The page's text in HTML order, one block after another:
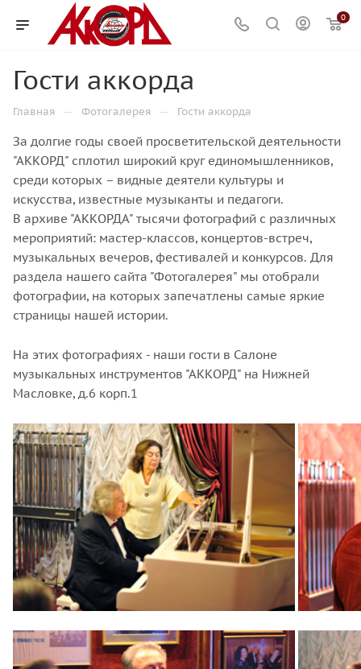
0
Гости аккорда
Главная — Фотогалерея — Гости аккорда
За долгие годы своей просветительской деятельности
"АККОРД" сплотил широкий круг единомышленников,
среди которых – видные деятели культуры и
искусства, известные музыканты и педагоги.
В архиве "АККОРДА" тысячи фотографий с различных
мероприятий: мастер-классов, концертов-встреч,
музыкальных вечеров, фестивалей и конкурсов. Для
раздела нашего сайта "Фотогалерея" мы отобрали
фотографии, на которых запечатлены самые яркие
страницы нашей истории.
На этих фотографиях - наши гости в Салоне
музыкальных инструментов "АККОРД" на Нижней
Масловке, д.6 корп.1